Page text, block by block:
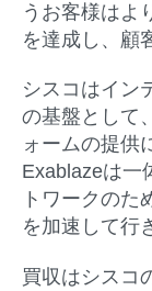
うお客様はよ
を達成し、顧
シスコはイン
の基盤として
ォームの提供
Exablazeは一
トワークのた
を加速して行
買収はシスコ